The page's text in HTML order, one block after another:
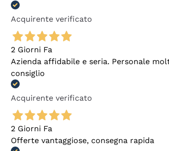
Acquirente verificato
2 Giorni Fa
Azienda affidabile e seria. Personale
consiglio
Acquirente verificato
2 Giorni Fa
Offerte vantaggiose, consegna rapida